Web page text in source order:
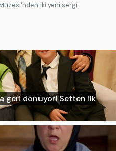
Müzesi'nden iki yeni sergi
geri dönüyor! Setten ilk